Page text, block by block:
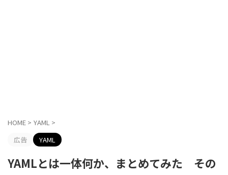
HOME > YAML >
広告
YAML
YAMLとは一体何か、まとめてみた その